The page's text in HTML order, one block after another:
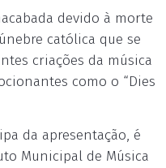
devido à morte
católica que se
criações da música
como o “Dies
da apresentação, é
Municipal de Música